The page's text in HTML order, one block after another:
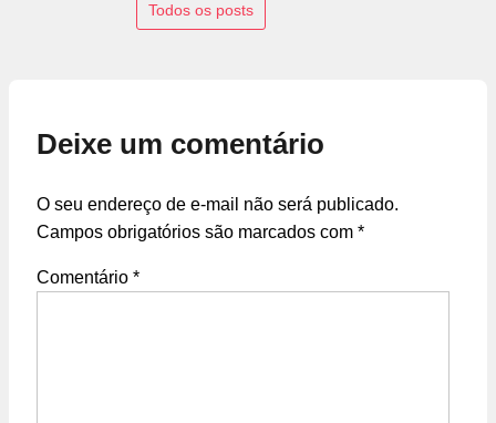
Todos os posts
Deixe um comentário
O seu endereço de e-mail não será publicado.
Campos obrigatórios são marcados com *
Comentário *